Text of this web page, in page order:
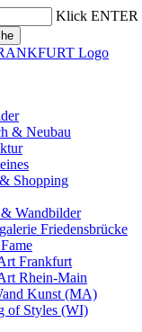
Klick ENTER
& Neubau
Shopping
Wandbilder
Friedensbrücke
Frankfurt
Rhein-Main
Kunst (MA)
of Styles (WI)